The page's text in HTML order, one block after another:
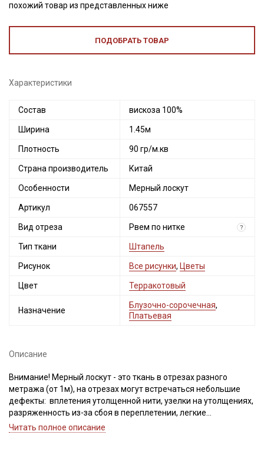
похожий товар из представленных ниже
ПОДОБРАТЬ ТОВАР
Характеристики
Состав вискоза 100%
Ширина 1.45м
Плотность 90 гр/м.кв
Страна производитель Китай
Особенности Мерный лоскут
Артикул 067557
Вид отреза Рвем по нитке ?
Тип ткани Штапель
Рисунок Все рисунки, Цветы
Цвет Терракотовый
Назначение
Блузочно-сорочечная,
Платьевая
Описание
Внимание! Мерный лоскут - это ткань в отрезах разного
метража (от 1м), на отрезах могут встречаться небольшие
дефекты: вплетения утолщенной нити, узелки на утолщениях,
разряженность из-за сбоя в переплетении, легкие
загрязнения вдоль кромки и на расстоянии до 5см от кромки,
Читать полное описание